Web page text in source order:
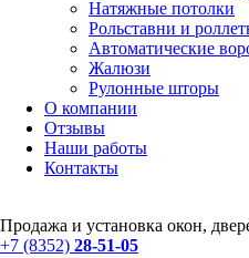
Натяжные потолки
Рольставни и
Автоматические
Жалюзи
Рулонные шторы
О компании
Отзывы
Наши работы
Контакты
Продажа и установка окон,
+7 (8352) 28-51-05